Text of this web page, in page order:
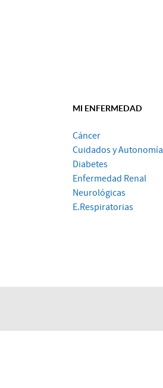
MI ENFERMEDAD
Cáncer
Cuidados y Autonomía
Diabetes
Enfermedad Renal
Neurológicas
E.Respiratorias